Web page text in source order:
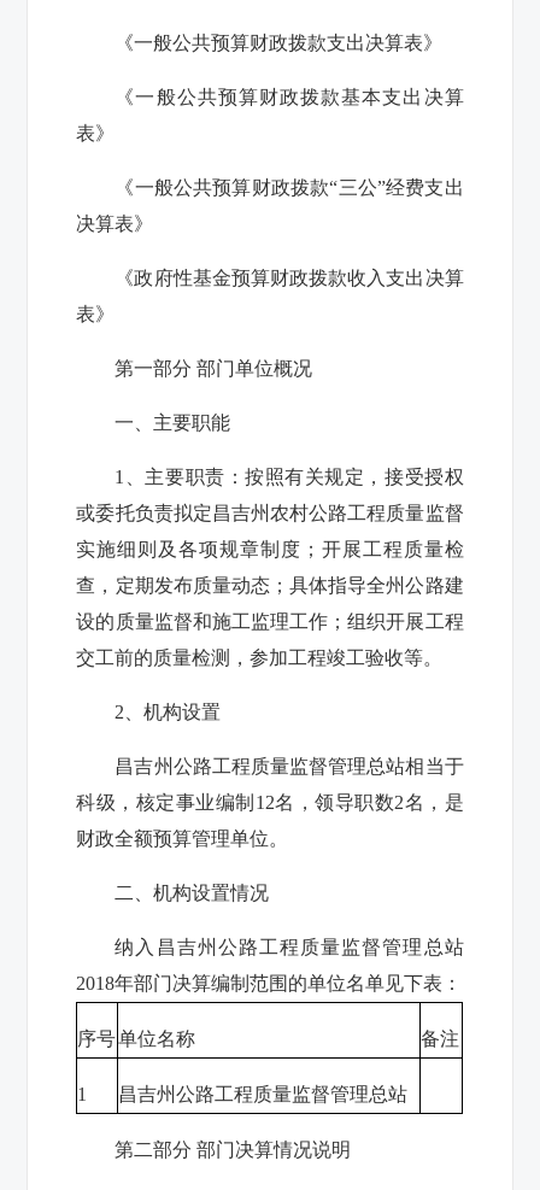
《一般公共预算财政拨款支出决算表》
《一般公共预算财政拨款基本支出决算
表》
《一般公共预算财政拨款“三公”经费支出
决算表》
《政府性基金预算财政拨款收入支出决算
表》
第一部分 部门单位概况
一、主要职能
1
、主要职责：按照有关规定，接受授权
或委托负责拟定昌吉州农村公路工程质量监督
实施细则及各项规章制度；开展工程质量检
查，定期发布质量动态；具体指导全州公路建
设的质量监督和施工监理工作；组织开展工程
交工前的质量检测，参加工程竣工验收等。
2 、机构设置
昌吉州公路工程质量监督管理总站相当于
科级，核定事业编制 12名，领导职数2名，是
财政全额预算管理单位。
二、机构设置情况
纳入昌吉州公路工程质量监督管理总站
2018年部门决算编制范围的单位名单见下表：
序号单位名称 备注
1 昌吉州公路工程质量监督管理总站
第二部分 部门决算情况说明